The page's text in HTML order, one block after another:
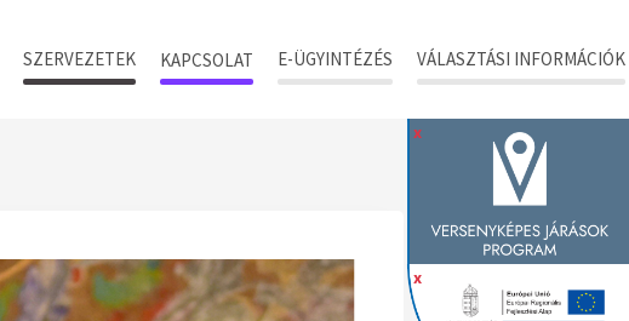
SZERVEZETEK KAPCSOLAT E-ÜGYINTÉZÉS VÁLASZTÁSI INFORMÁCIÓK
x
x